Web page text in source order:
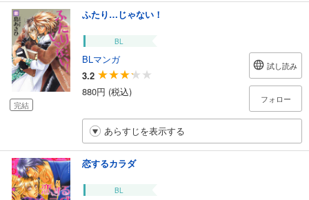
完結
ふたり…じゃない！
BL
BLマンガ
3.2
880円 (税込)
試し読み
フォロー
あらすじを表示する
恋するカラダ
BL